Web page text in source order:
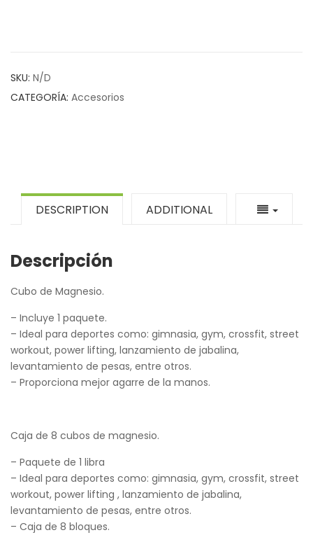
SKU: N/D
CATEGORÍA: Accesorios
DESCRIPTION ADDITIONAL
Descripción
Cubo de Magnesio.
– Incluye 1 paquete.
– Ideal para deportes como: gimnasia, gym, crossfit, street
workout, power lifting, lanzamiento de jabalina,
levantamiento de pesas, entre otros.
– Proporciona mejor agarre de la manos.
Caja de 8 cubos de magnesio.
– Paquete de 1 libra
– Ideal para deportes como: gimnasia, gym, crossfit, street
workout, power lifting , lanzamiento de jabalina,
levantamiento de pesas, entre otros.
– Caja de 8 bloques.